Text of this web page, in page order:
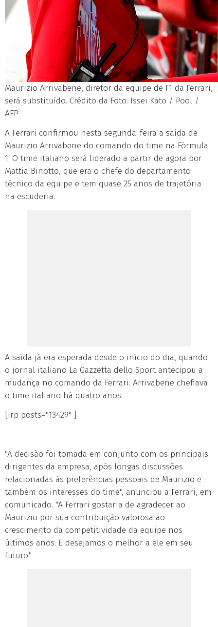
Maurizio Arrivabene, diretor da equipe de F1 da Ferrari,
será substituído. Crédito da Foto: Issei Kato / Pool /
AFP
A Ferrari confirmou nesta segunda-feira a saída de
Maurizio Arrivabene do comando do time na Fórmula
1. O time italiano será liderado a partir de agora por
Mattia Binotto, que era o chefe do departamento
técnico da equipe e tem quase 25 anos de trajetória
na escuderia.
A saída já era esperada desde o início do dia, quando
o jornal italiano La Gazzetta dello Sport antecipou a
mudança no comando da Ferrari. Arrivabene chefiava
o time italiano há quatro anos.
[irp posts="13429" ]
"A decisão foi tomada em conjunto com os principais
dirigentes da empresa, após longas discussões
relacionadas às preferências pessoais de Maurizio e
também os interesses do time", anunciou a Ferrari, em
comunicado. "A Ferrari gostaria de agradecer ao
Maurizio por sua contribuição valorosa ao
crescimento da competitividade da equipe nos
últimos anos. E desejamos o melhor a ele em seu
futuro."